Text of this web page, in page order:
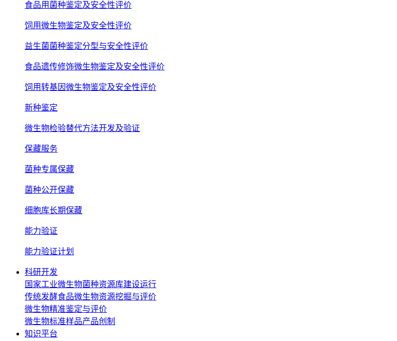
食品用菌种鉴定及安全性评价
饲用微生物鉴定及安全性评价
益生菌菌种鉴定分型与安全性评价
食品遗传修饰微生物鉴定及安全性评价
饲用转基因微生物鉴定及安全性评价
新种鉴定
微生物检验替代方法开发及验证
保藏服务
菌种专属保藏
菌种公开保藏
细胞库长期保藏
能力验证
能力验证计划
科研开发
国家工业微生物菌种资源库建设运行
传统发酵食品微生物资源挖掘与评价
微生物精准鉴定与评价
微生物标准样品产品创制
知识平台